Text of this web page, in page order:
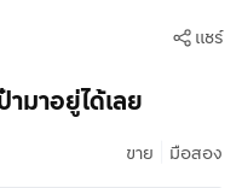
แชร์
ามาอยู่ได้เลย
ขาย มือสอง